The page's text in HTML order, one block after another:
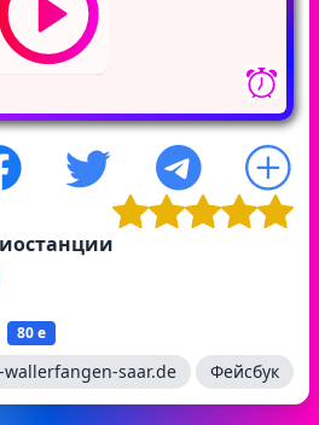
80 е
wallerfangen-saar.de Фейсбук